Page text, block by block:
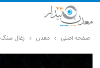
صفحه اصلی معدن زغال سنگ